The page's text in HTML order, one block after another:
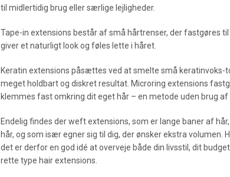
til midlertidig brug eller særlige lejligheder.
Tape-in extensions består af små hårtrenser, der fastgøres
giver et naturligt look og føles lette i håret.
Keratin extensions påsættes ved at smelte små
meget holdbart og diskret resultat. Microring extensions
klemmes fast omkring dit eget hår – en metode uden brug af
Endelig findes der weft extensions, som er lange baner af
hår, og som især egner sig til dig, der ønsker ekstra volumen.
det er derfor en god idé at overveje både din livsstil, dit
rette type hair extensions.